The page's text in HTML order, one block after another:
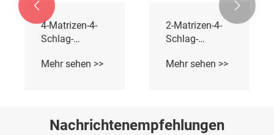
4-Matrizen-4-
Schlag-
Mehr sehen >>
2-Matrizen-4-
Schlag-
Mehr sehen >>
 
Nachrichtenempfehlungen